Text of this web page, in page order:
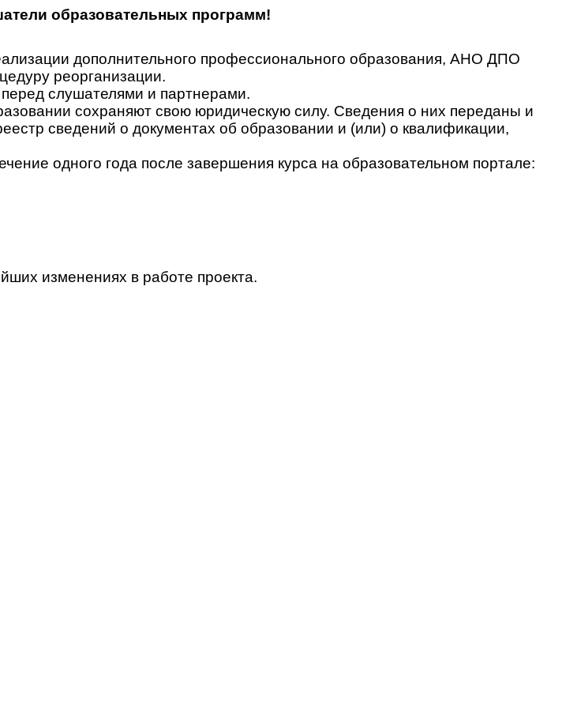
образовательных программ!
дополнительного профессионального образования, АНО ДПО
реорганизации.
слушателями и партнерами.
сохраняют свою юридическую силу. Сведения о них переданы и
сведений о документах об образовании и (или) о квалификации,
одного года после завершения курса на образовательном портале:
изменениях в работе проекта.